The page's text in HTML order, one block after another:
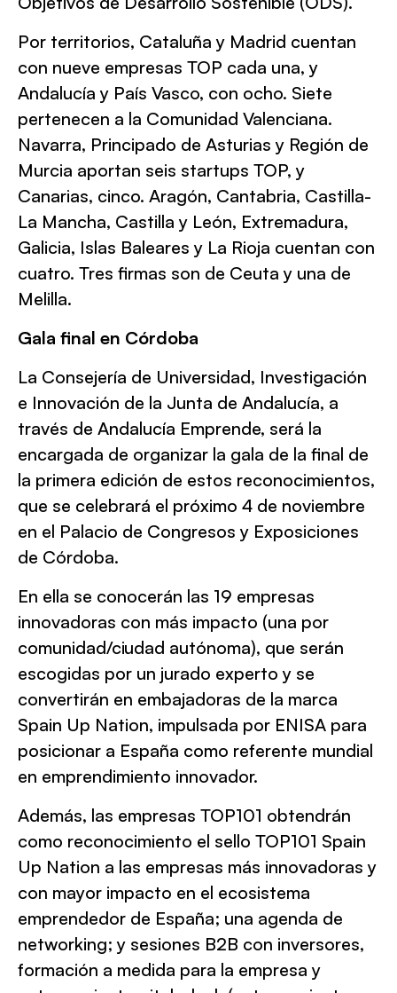
Por territorios, Cataluña y Madrid cuentan
con nueve empresas TOP cada una, y
Andalucía y País Vasco, con ocho. Siete
pertenecen a la Comunidad Valenciana.
Navarra, Principado de Asturias y Región de
Murcia aportan seis startups TOP, y
Canarias, cinco. Aragón, Cantabria, Castilla-
La Mancha, Castilla y León, Extremadura,
Galicia, Islas Baleares y La Rioja cuentan con
cuatro. Tres firmas son de Ceuta y una de
Melilla.
Gala final en Córdoba
La Consejería de Universidad, Investigación
e Innovación de la Junta de Andalucía, a
través de Andalucía Emprende, será la
encargada de organizar la gala de la final de
la primera edición de estos reconocimientos,
que se celebrará el próximo 4 de noviembre
en el Palacio de Congresos y Exposiciones
de Córdoba.
En ella se conocerán las 19 empresas
innovadoras con más impacto (una por
comunidad/ciudad autónoma), que serán
escogidas por un jurado experto y se
convertirán en embajadoras de la marca
Spain Up Nation, impulsada por ENISA para
posicionar a España como referente mundial
en emprendimiento innovador.
Además, las empresas TOP101 obtendrán
como reconocimiento el sello TOP101 Spain
Up Nation a las empresas más innovadoras y
con mayor impacto en el ecosistema
emprendedor de España; una agenda de
networking; y sesiones B2B con inversores,
formación a medida para la empresa y